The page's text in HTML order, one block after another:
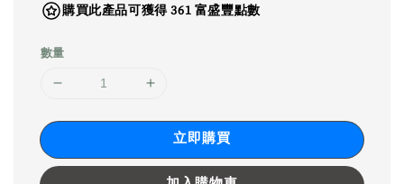
購買此產品可獲得 361 富盛豐點數
數量
立即購買